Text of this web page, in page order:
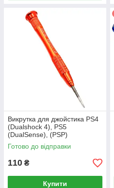
Викрутка для джойстика PS4
(Dualshock 4), PS5
(DualSense), (PSP)
Готово до відправки
110 ₴
Купити